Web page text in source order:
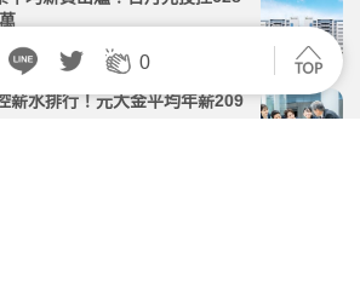
0
觀看數
薪水排行！元大金平均年薪209